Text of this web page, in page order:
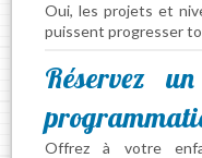
Oui, les projets et
puissent progresser
Réservez
Offrez à votre